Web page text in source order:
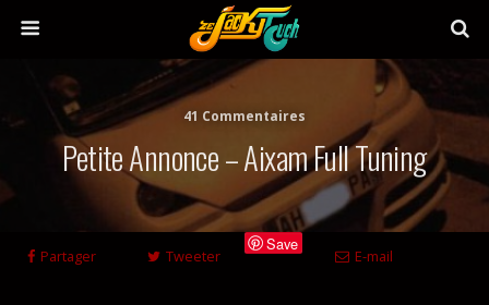
41 Commentaires
Petite Annonce – Aixam Full Tuning
Partager Tweeter
Save
E-mail